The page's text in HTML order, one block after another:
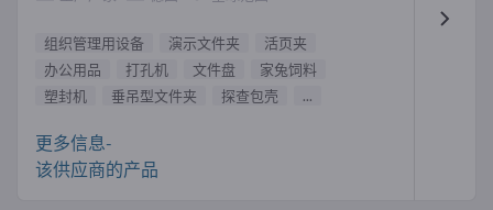
组织管理用设备 演示文件夹
活页夹
办公用品
打孔机 文件盘
家兔饲料
塑封机
垂吊型文件夹 探查包壳 ...
更多信息-
该供应商的产品